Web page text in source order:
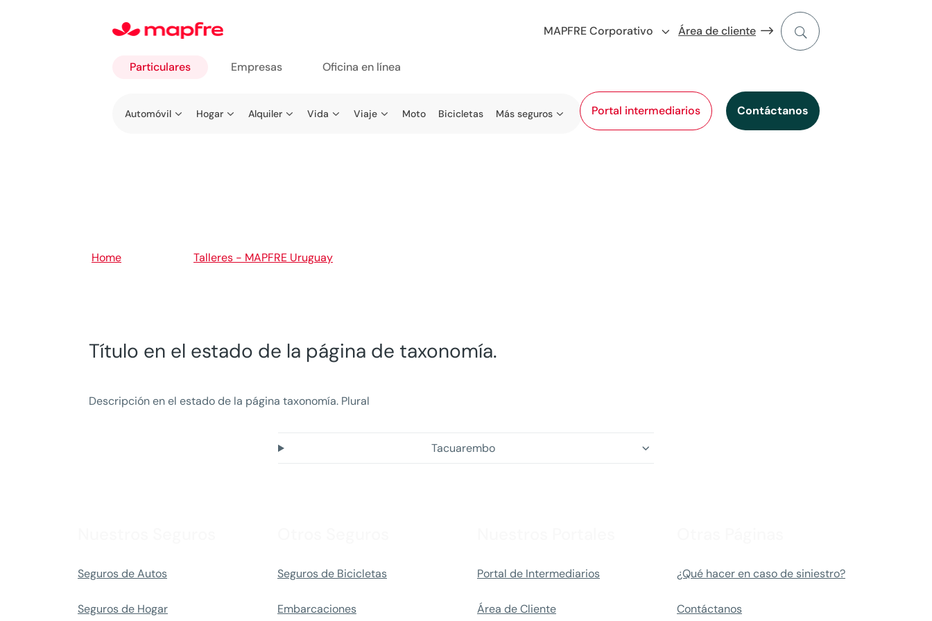
MAPFRE Corporativo Área de cliente
Portal intermediarios Contáctanos
Particulares
Ir a
Automóvil Hogar Alquiler Vida Viaje Moto Bicicletas Más seguros
Empresas Oficina en línea
Home Talleres - MAPFRE Uruguay
Título en el estado de la página de taxonomía.
Descripción en el estado de la página taxonomía. Plural
Tacuarembo
Seguros de Autos
Seguros de Hogar
Seguros de Bicicletas
Embarcaciones
Portal de Intermediarios
Área de Cliente
¿Qué hacer en caso de siniestro?
Contáctanos